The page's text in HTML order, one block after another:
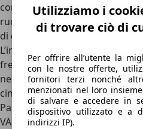
Utilizziamo i
di trovare ciò di
Per offrire all’utente la
con le nostre offerte,
fornitori terzi nonché
menzionati nel loro insieme
di salvare e accedere in
dispositivo utilizzato e a
indirizzi IP).
con motore V8, ma le
ruote sterzanti riescono a
di quanto ci si possa aspettare.
L’insonorizzazione è
freni
, per un’auto capace sia
nelle modalità più spinte, di
cinque porte e cinque posti
Panamera è realizzata sulla
VAG
, la stessa della